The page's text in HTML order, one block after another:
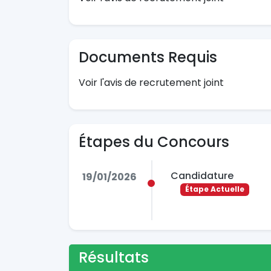
Documents Requis
Voir l'avis de recrutement joint
Étapes du Concours
19/01/2026 Candidature
Étape Actuelle
Résultats